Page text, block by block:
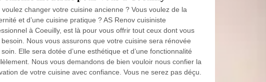
voulez changer votre cuisine ancienne ? Vous voulez de la
et d’une cuisine pratique ? AS Renov cuisiniste
à Coeuilly, est là pour vous offrir tout ceux dont vous
besoin. Nous vous assurons que votre cuisine sera rénovée
Elle sera dotée d’une esthétique et d’une fonctionnalité
Nous vous demandons de bien vouloir nous confier la
de votre cuisine avec confiance. Vous ne serez pas déçu.